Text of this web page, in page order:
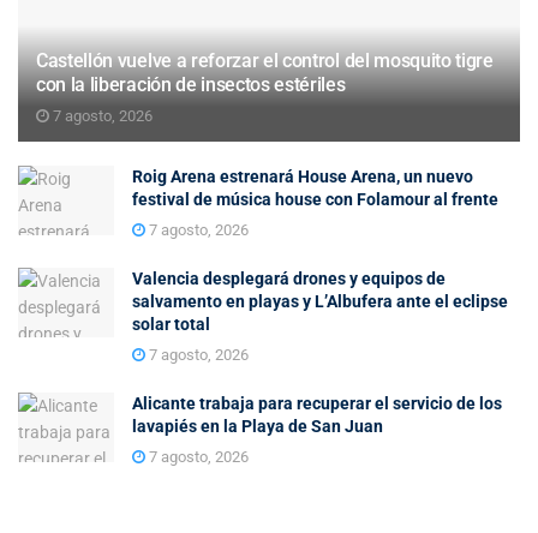
Castellón vuelve a reforzar el control del mosquito tigre
con la liberación de insectos estériles
7 agosto, 2026
Roig Arena estrenará House Arena, un nuevo
festival de música house con Folamour al frente
7 agosto, 2026
Valencia desplegará drones y equipos de
salvamento en playas y L’Albufera ante el eclipse
solar total
7 agosto, 2026
Alicante trabaja para recuperar el servicio de los
lavapiés en la Playa de San Juan
7 agosto, 2026